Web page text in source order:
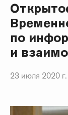
по
и
23 июля 2020 г.